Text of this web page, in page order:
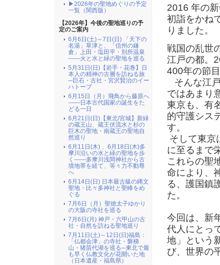
2016 年の
初詣をかね
りました。
戦国の乱世
江戸の都。
400年の節
そんな江
ではあまり
東京も、有
的守護シス
す。
そして東京
に至るまで
これらの聖
命により、
る、護国鎮
た。
今回は、新
代人にとっ
地」という
び、世界の
▶2026年の聖地めぐりの予定
一覧（関西版）
【2026年】今後の聖地巡りの予
定のご案内
6月6日(土)～7日(日) 「天下の
名湯」草津と、「信州の鎌
倉」上田・塩田平・別所温泉
――火と水と緑の聖地を巡る
5月31日(日)【岩手・花巻】日
本人の精神の古層を訪ねる旅
─巨石・古社・宮沢賢治のイー
ハトーブ
6月15日（月）飛鳥から藤原へ
――日本古代国家の誕生をた
どる一日
6月21日(日)【東北/宮城】新緑
の蔵王山、蔵王伏流水と杉の
巨木の聖地・南蔵王の聖地自
然巡り
6月11日(木) 、6月18日(木)多
摩川沿いの水と緑の聖地を歩
く――多摩川浅間神社から古
墳地帯を経て、等々力不動尊
へ
6月14日(日) 日本最古級の縄文
聖地・比々多神社と聖峰をめ
ぐる
7月6日（月）聖徳太子ゆかり
の大阪の寺社を巡る
7月6日(月) 神戸・六甲山の古
社・自然を訪ねる聖地巡り
7月11日(土)～12日(日)福島：
「仏都会津」の寺社・磐梯
山・猪苗代湖を巡る─東北で最
も早く仏教文化が花開いた地
（日本遺産・福島県）